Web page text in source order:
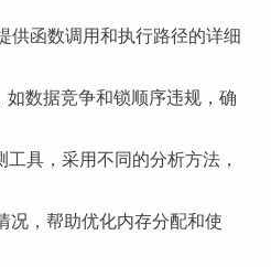
供函数调用和执行路径的详细
如数据竞争和锁顺序违规，确
工具，采用不同的分析方法，
况，帮助优化内存分配和使